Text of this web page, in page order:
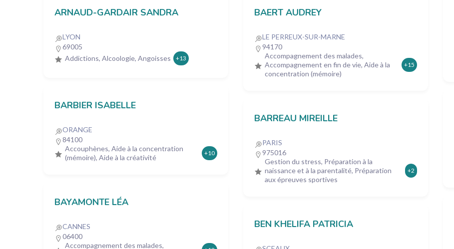
ARNAUD-GARDAIR SANDRA
LYON
69005
Addictions, Alcoologie, Angoisses
+13
BAERT AUDREY
LE PERREUX-SUR-MARNE
94170
Accompagnement des malades,
Accompagnement en fin de vie, Aide à la
concentration (mémoire)
+15
BARBIER ISABELLE
ORANGE
84100
Accouphènes, Aide à la concentration
(mémoire), Aide à la créativité
+10
BARREAU MIREILLE
PARIS
975016
Gestion du stress, Préparation à la
naissance et à la parentalité, Préparation
aux épreuves sportives
+2
BAYAMONTE LÉA
CANNES
06400
Accompagnement des malades,
BEN KHELIFA PATRICIA